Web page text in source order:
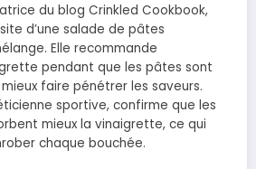
du blog Crinkled Cookbook,
d’une salade de pâtes
Elle recommande
pendant que les pâtes sont
faire pénétrer les saveurs.
sportive, confirme que les
mieux la vinaigrette, ce qui
chaque bouchée.